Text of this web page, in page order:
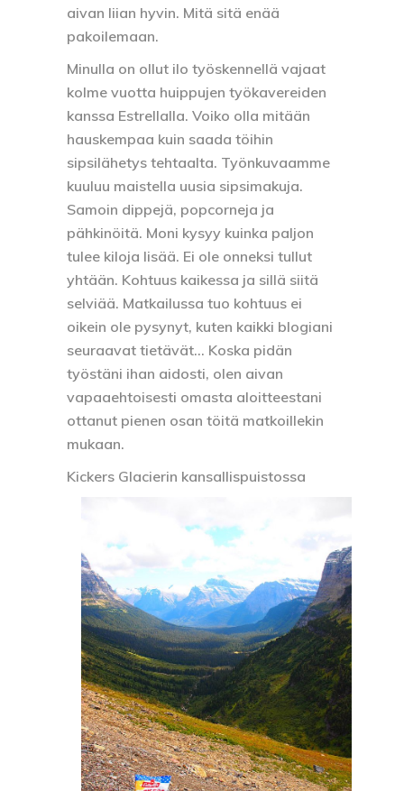
aivan liian hyvin. Mitä sitä enää
pakoilemaan.
Minulla on ollut ilo työskennellä vajaat
kolme vuotta huippujen työkavereiden
kanssa Estrellalla. Voiko olla mitään
hauskempaa kuin saada töihin
sipsilähetys tehtaalta. Työnkuvaamme
kuuluu maistella uusia sipsimakuja.
Samoin dippejä, popcorneja ja
pähkinöitä. Moni kysyy kuinka paljon
tulee kiloja lisää. Ei ole onneksi tullut
yhtään. Kohtuus kaikessa ja sillä siitä
selviää. Matkailussa tuo kohtuus ei
oikein ole pysynyt, kuten kaikki blogiani
seuraavat tietävät… Koska pidän
työstäni ihan aidosti, olen aivan
vapaaehtoisesti omasta aloitteestani
ottanut pienen osan töitä matkoillekin
mukaan.
Kickers Glacierin kansallispuistossa